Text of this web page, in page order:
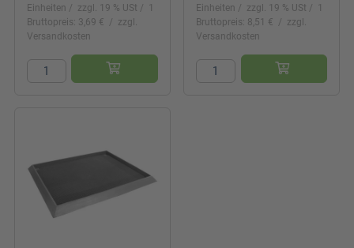
Einheiten
zzgl. 19 % USt
1
Bruttopreis: 3,69 €
zzgl.
Versandkosten
Einheiten
zzgl. 19 % USt
1
Bruttopreis: 8,51 €
zzgl.
Versandkosten